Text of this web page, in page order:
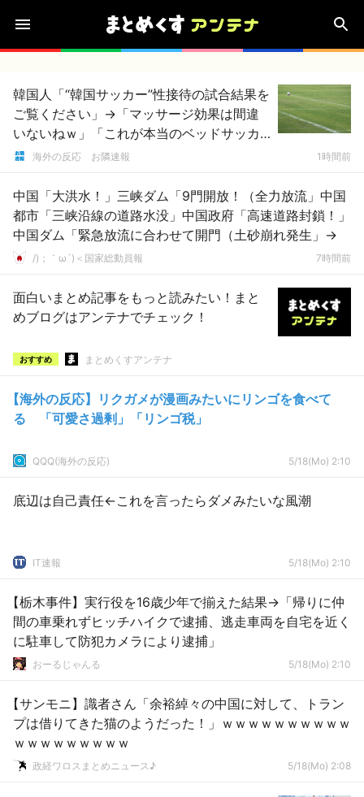
韓国人「“韓国サッカー”性接待の試合結果を
ご覧ください」→「マッサージ効果は間違
いないねｗ」「これが本当のベッドサッカ
ーだ」海外の反応 お隣速報 1時間前
中国「大洪水！」三峡ダム「9門開放！（全力放流」中国
都市「三峡沿線の道路水没」中国政府「高速道路封鎖！」
中国ダム「緊急放流に合わせて開門（土砂崩れ発生」→
/)；｀ω´)＜国家総動員報 7時間前
面白いまとめ記事をもっと読みたい！まと
めブログはアンテナでチェック！
おすすめ まとめくすアンテナ
【海外の反応】リクガメが漫画みたいにリンゴを食べて
る 「可愛さ過剰」「リンゴ税」
QQQ(海外の反応) 5/18(Mo) 2:10
底辺は自己責任←これを言ったらダメみたいな風潮
IT速報 5/18(Mo) 2:10
【栃木事件】実行役を16歳少年で揃えた結果→「帰りに仲
間の車乗れずヒッチハイクで逮捕、逃走車両を自宅を近く
に駐車して防犯カメラにより逮捕」
おーるじゃんる 5/18(Mo) 2:10
【サンモニ】識者さん「余裕綽々の中国に対して、トラン
プは借りてきた猫のようだった！」ｗｗｗｗｗｗｗｗｗｗ
ｗｗｗｗｗｗｗｗｗ
政経ワロスまとめニュース♪ 5/18(Mo) 2:08